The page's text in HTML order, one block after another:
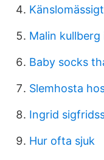
Malin
Baby socks
Slemhosta
Ingrid
Hur ofta sjuk